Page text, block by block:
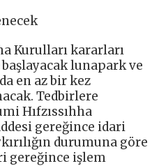
Kurulları kararları
lunapark ve
en az bir kez
Tedbirlere
Hıfzıssıhha
gereğince idari
durumuna göre
gereğince işlem